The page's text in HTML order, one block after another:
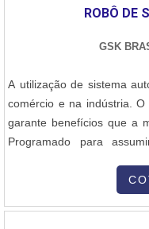
ROBÔ DE
GSK
A utilização de sistema
comércio e na indústria.
garante benefícios que a
Programado para
serviço será feito de